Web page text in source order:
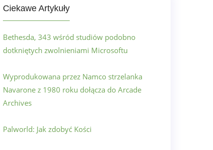
Ciekawe Artykuły
Bethesda, 343 wśród studiów podobno
dotkniętych zwolnieniami Microsoftu
Wyprodukowana przez Namco strzelanka
Navarone z 1980 roku dołącza do Arcade
Archives
Palworld: Jak zdobyć Kości